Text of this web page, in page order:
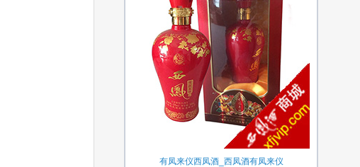
有凤来仪西凤酒_西凤酒有凤来仪